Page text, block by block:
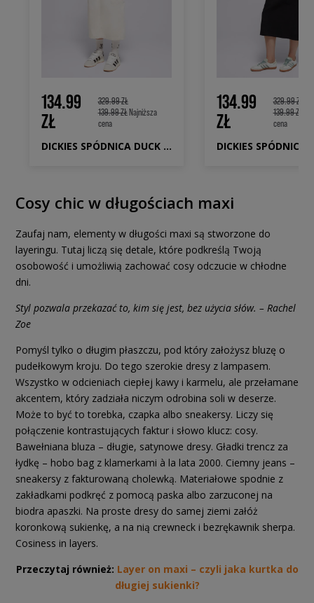
134.99
ZŁ
329.99 ZŁ
139.99 ZŁNajniższa
cena
DICKIES SPÓDNICA DUCK CANVAS CARGO SKIRT W
134.99
ZŁ
329.99 ZŁ
139.99 ZŁ
cena
Cosy chic w długościach maxi
Zaufaj nam, elementy w długości maxi są stworzone do
layeringu. Tutaj liczą się detale, które podkreślą Twoją
osobowość i umożliwią zachować cosy odczucie w chłodne
dni.
Styl pozwala przekazać to, kim się jest, bez użycia słów. – Rachel
Zoe
Pomyśl tylko o długim płaszczu, pod który założysz bluzę o
pudełkowym kroju. Do tego szerokie dresy z lampasem.
Wszystko w odcieniach ciepłej kawy i karmelu, ale przełamane
akcentem, który zadziała niczym odrobina soli w deserze.
Może to być to torebka, czapka albo sneakersy. Liczy się
połączenie kontrastujących faktur i słowo klucz: cosy.
Bawełniana bluza – długie, satynowe dresy. Gładki trencz za
łydkę – hobo bag z klamerkami à la lata 2000. Ciemny jeans –
sneakersy z fakturowaną cholewką. Materiałowe spodnie z
zakładkami podkręć z pomocą paska albo zarzuconej na
biodra apaszki. Na proste dresy do samej ziemi załóż
koronkową sukienkę, a na nią crewneck i bezrękawnik sherpa.
Cosiness in layers.
Przeczytaj również: Layer on maxi – czyli jaka kurtka do
długiej sukienki?